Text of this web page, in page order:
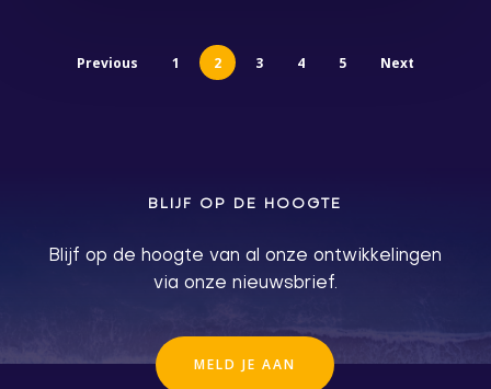
Previous 1 2 3 4 5 Next
BLIJF OP DE HOOGTE
Blijf op de hoogte van al onze ontwikkelingen
via onze nieuwsbrief.
MELD JE AAN